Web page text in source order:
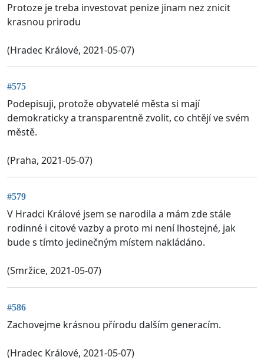
Protoze je treba investovat penize jinam nez znicit
krasnou prirodu
(Hradec Králové, 2021-05-07)
#575
Podepisuji, protože obyvatelé města si mají
demokraticky a transparentně zvolit, co chtějí ve svém
městě.
(Praha, 2021-05-07)
#579
V Hradci Králové jsem se narodila a mám zde stále
rodinné i citové vazby a proto mi není lhostejné, jak
bude s tímto jedinečným místem nakládáno.
(Smržice, 2021-05-07)
#586
Zachovejme krásnou přírodu dalším generacím.
(Hradec Králové, 2021-05-07)